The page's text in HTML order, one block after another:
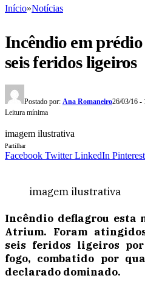
Início»Notícias
Incêndio em prédio
seis feridos ligeiros
Postado por: Ana Romaneiro26/03/16 -
Leitura mínima
imagem ilustrativa
Partilhar
Facebook Twitter LinkedIn Pinterest
imagem ilustrativa
Incêndio deflagrou esta
Atrium. Foram
seis feridos ligeiros
fogo, combatido por
declarado dominado.